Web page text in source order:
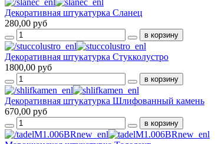
Декоративная штукатурка Сланец
280,00 руб
Декоративная штукатурка Стукколустро
1800,00 руб
Декоративная штукатурка Шлифованный камень
670,00 руб